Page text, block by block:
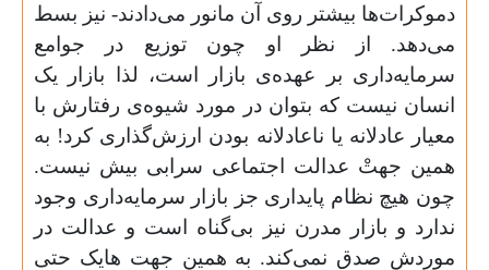
دموکرات‌ها بیشتر روی آن مانور می‌دادند- نیز بسط
می‌دهد. از نظر او چون توزیع در جوامع
سرمایه‌داری بر عهده‌ی بازار است، لذا بازار یک
انسان نیست که بتوان در مورد شیوه‌ی رفتارش با
معیار عادلانه یا ناعادلانه بودن ارزش‌گذاری کرد! به
همین جهتْ عدالت اجتماعی سرابی بیش نیست.
چون هیچ نظام پایداری جز بازار سرمایه‌داری وجود
ندارد و بازار مدرن نیز بی‌گناه است و عدالت در
موردش صدق نمی‌کند. به همین جهت هایک حتی